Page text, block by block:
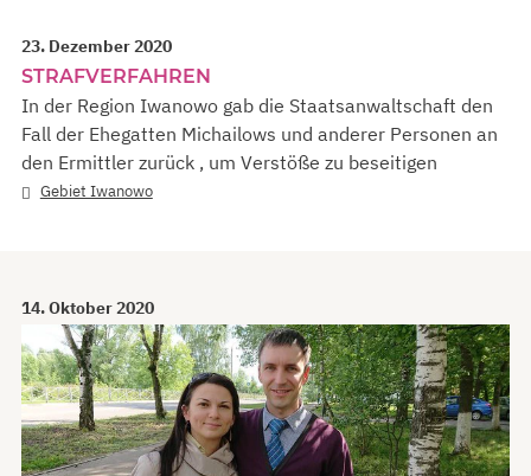
23. Dezember 2020
STRAFVERFAHREN
In der Region Iwanowo gab die Staatsanwaltschaft den
Fall der Ehegatten Michailows und anderer Personen an
den Ermittler zurück , um Verstöße zu beseitigen
Gebiet Iwanowo
14. Oktober 2020